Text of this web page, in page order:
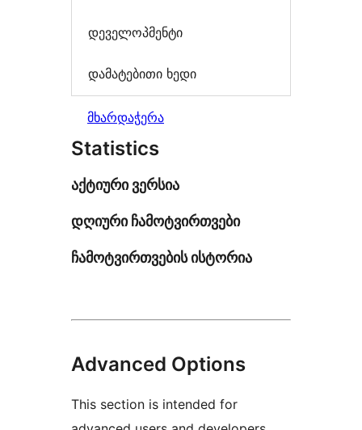
დეველოპმენტი
დამატებითი ხედი
მხარდაჭერა
Statistics
აქტიური ვერსია
დღიური ჩამოტვირთვები
ჩამოტვირთვების ისტორია
Advanced Options
This section is intended for